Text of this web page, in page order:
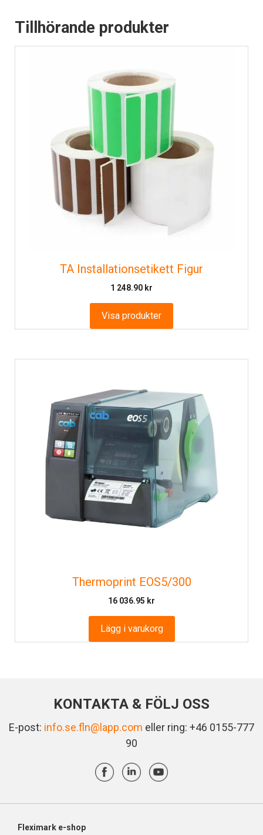
Tillhörande produkter
TA Installationsetikett Figur
1 248.90 kr
Visa produkter
Thermoprint EOS5/300
16 036.95 kr
Lägg i varukorg
KONTAKTA & FÖLJ OSS
E-post: info.se.fln@lapp.com eller ring: +46 0155-777
90
Fleximark e-shop